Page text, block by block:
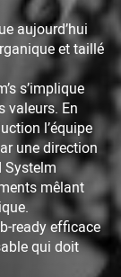
aujourd’hui
et taillé
s’implique
valeurs. En
l’équipe
une direction
Systelm
mêlant
ready efficace
qui doit